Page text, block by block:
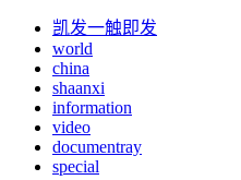
凯发一触即发
world
china
shaanxi
information
video
documentray
special